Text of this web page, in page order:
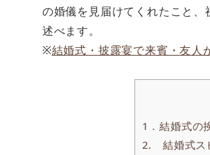
の婚儀を見届けてくれたこと
述べます。
※結婚式・披露宴で来賓・友人
1．結婚式の
2. 結婚式ス